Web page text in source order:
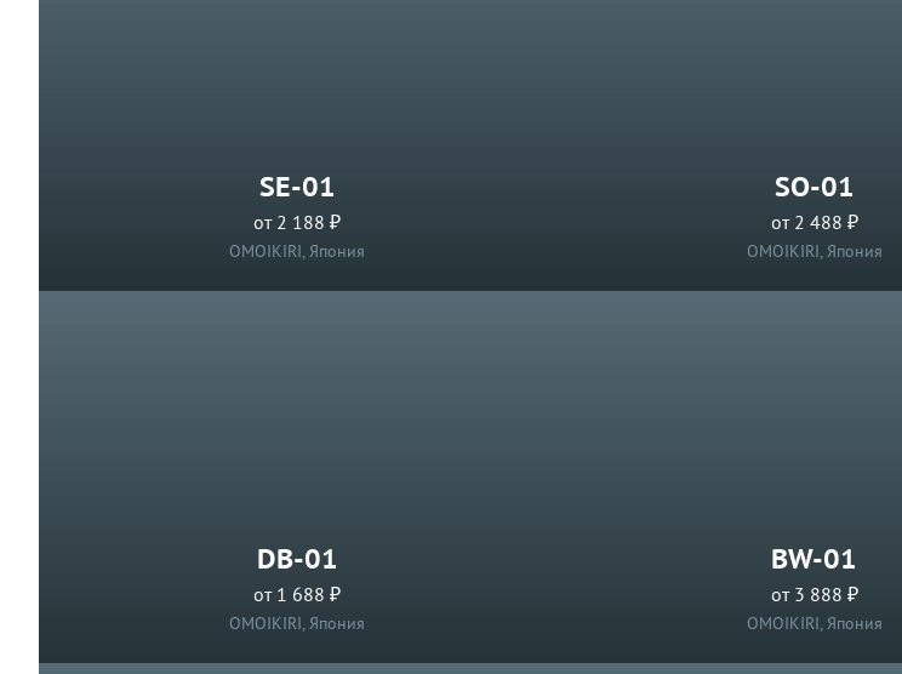
SE-01
от 2 188 ₽
OMOIKIRI, Япония
SO-01
от 2 488 ₽
OMOIKIRI, Япония
DB-01
от 1 688 ₽
OMOIKIRI, Япония
BW-01
от 3 888 ₽
OMOIKIRI, Япония